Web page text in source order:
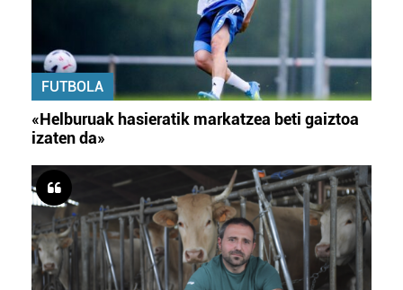
FUTBOLA
«Helburuak hasieratik markatzea beti gaiztoa
izaten da»